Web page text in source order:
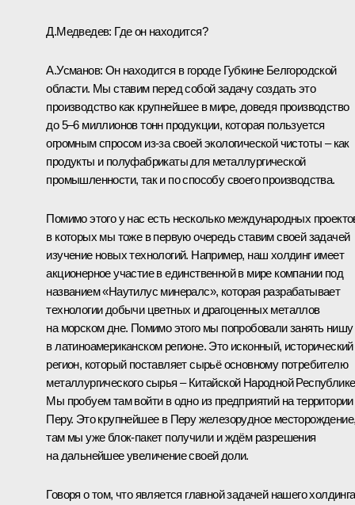
Д.Медведев: Где он находится?
А.Усманов: Он находится в городе Губкине Белгородской
области. Мы ставим перед собой задачу создать это
производство как крупнейшее в мире, доведя производство
до 5–6 миллионов тонн продукции, которая пользуется
огромным спросом из‑за своей экологической чистоты – как
продукты и полуфабрикаты для металлургической
промышленности, так и по способу своего производства.
Помимо этого у нас есть несколько международных
в которых мы тоже в первую очередь ставим своей задачей
изучение новых технологий. Например, наш холдинг имеет
акционерное участие в единственной в мире компании под
названием «Наутилус минералс», которая разрабатывает
технологии добычи цветных и драгоценных металлов
на морском дне. Помимо этого мы попробовали занять нишу
в латиноамериканском регионе. Это исконный, исторический
регион, который поставляет сырьё основному потребителю
металлургического сырья – Китайской Народной
Мы пробуем там войти в одно из предприятий на территории
Перу. Это крупнейшее в Перу железорудное
там мы уже блок-пакет получили и ждём разрешения
на дальнейшее увеличение своей доли.
Говоря о том, что является главной задачей нашего